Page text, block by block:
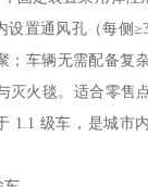
设置通风孔（每侧
；车辆无需配备复
灭火毯。适合零售
1.1 级车，是城市